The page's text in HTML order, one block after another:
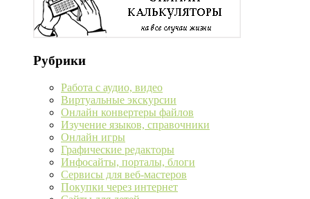
Рубрики
Работа с аудио, видео
Виртуальные экскурсии
Онлайн конвертеры файлов
Изучение языков, справочники
Онлайн игры
Графические редакторы
Инфосайты, порталы, блоги
Сервисы для веб-мастеров
Покупки через интернет